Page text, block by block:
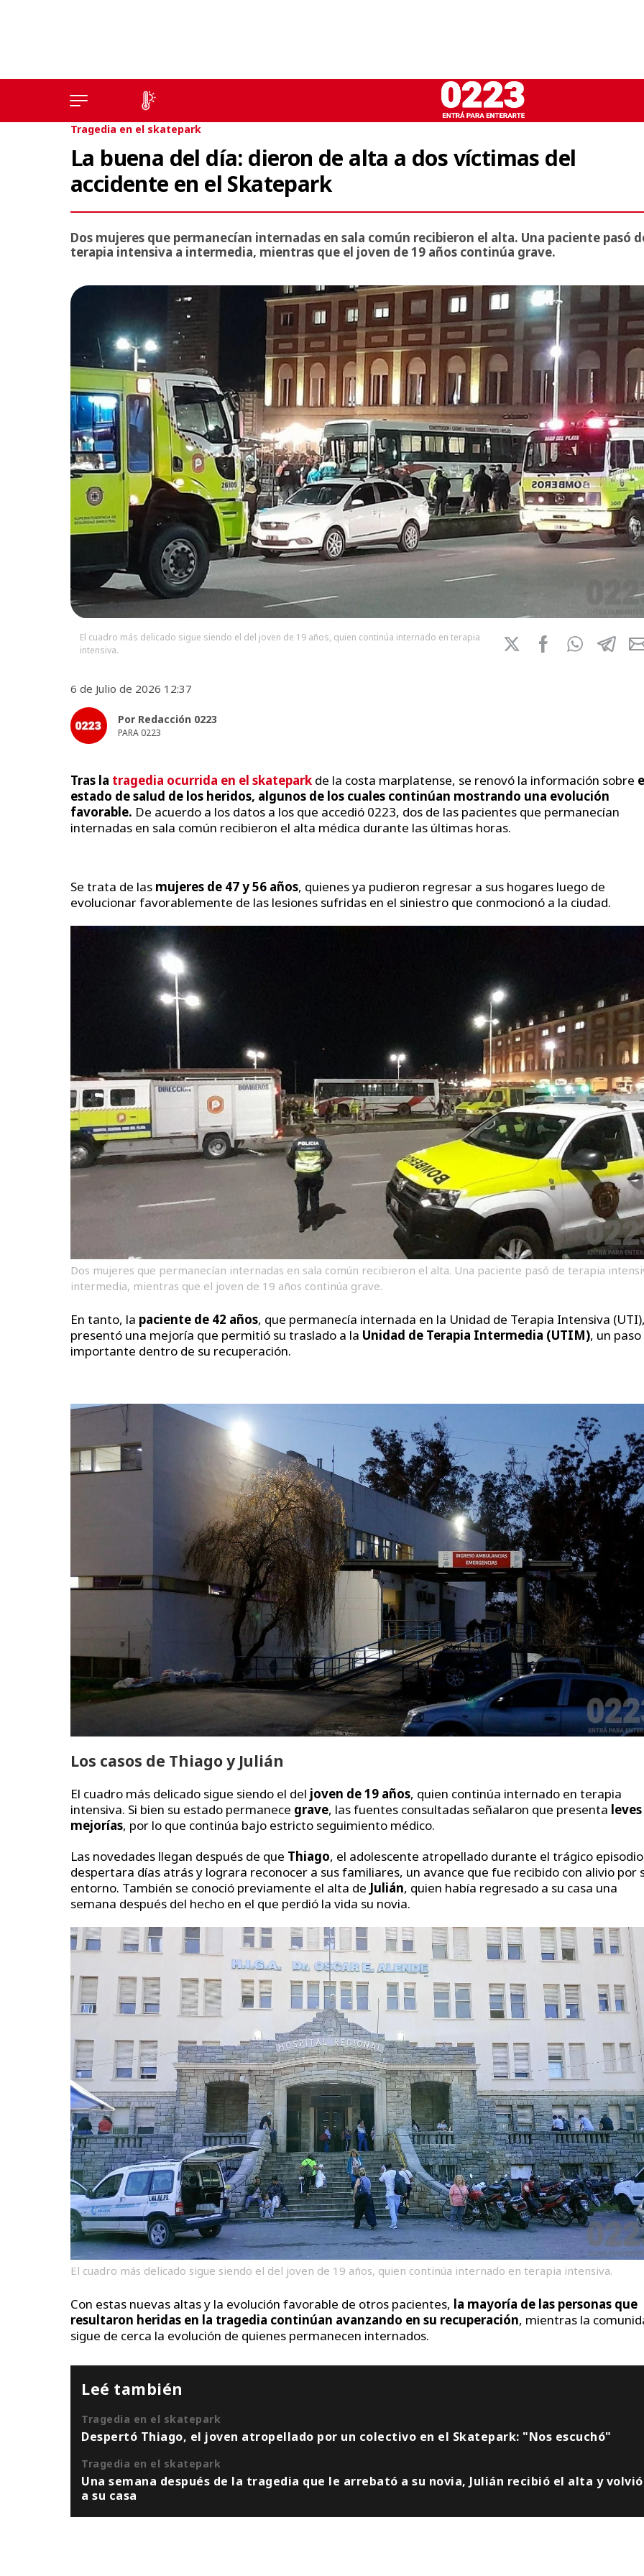
Tragedia en el skatepark
La buena del día: dieron de alta a dos víctimas del
accidente en el Skatepark
Dos mujeres que permanecían internadas en sala común recibieron el alta. Una paciente pasó
terapia intensiva a intermedia, mientras que el joven de 19 años continúa grave.
El cuadro más delicado sigue siendo el del joven de 19 años, quien continúa internado en terapia
intensiva.
6 de Julio de 2026 12:37
Por Redacción 0223
PARA 0223
Tras la tragedia ocurrida en el skatepark de la costa marplatense, se renovó la información sobre
estado de salud de los heridos, algunos de los cuales continúan mostrando una evolución
favorable. De acuerdo a los datos a los que accedió 0223, dos de las pacientes que permanecían
internadas en sala común recibieron el alta médica durante las últimas horas.
Se trata de las mujeres de 47 y 56 años, quienes ya pudieron regresar a sus hogares luego de
evolucionar favorablemente de las lesiones sufridas en el siniestro que conmocionó a la ciudad.
Dos mujeres que permanecían internadas en sala común recibieron el alta. Una paciente pasó de terapia
intermedia, mientras que el joven de 19 años continúa grave.
En tanto, la paciente de 42 años, que permanecía internada en la Unidad de Terapia Intensiva
presentó una mejoría que permitió su traslado a la Unidad de Terapia Intermedia (UTIM), un paso
importante dentro de su recuperación.
Los casos de Thiago y Julián
El cuadro más delicado sigue siendo el del joven de 19 años, quien continúa internado en terapia
intensiva. Si bien su estado permanece grave, las fuentes consultadas señalaron que presenta leves
mejorías, por lo que continúa bajo estricto seguimiento médico.
Las novedades llegan después de que Thiago, el adolescente atropellado durante el trágico
despertara días atrás y lograra reconocer a sus familiares, un avance que fue recibido con alivio por
entorno. También se conoció previamente el alta de Julián, quien había regresado a su casa una
semana después del hecho en el que perdió la vida su novia.
El cuadro más delicado sigue siendo el del joven de 19 años, quien continúa internado en terapia intensiva.
Con estas nuevas altas y la evolución favorable de otros pacientes, la mayoría de las personas que
resultaron heridas en la tragedia continúan avanzando en su recuperación, mientras la
sigue de cerca la evolución de quienes permanecen internados.
Leé también
Tragedia en el skatepark
Despertó Thiago, el joven atropellado por un colectivo en el Skatepark: "Nos escuchó"
Tragedia en el skatepark
Una semana después de la tragedia que le arrebató a su novia, Julián recibió el alta y volvió
a su casa